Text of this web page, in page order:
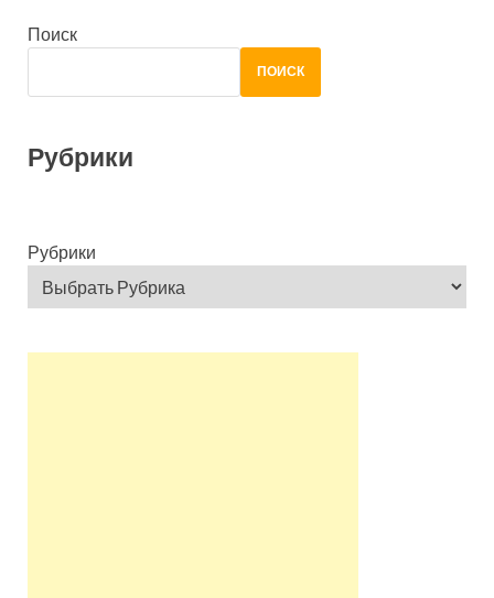
Поиск
ПОИСК
Рубрики
Рубрики